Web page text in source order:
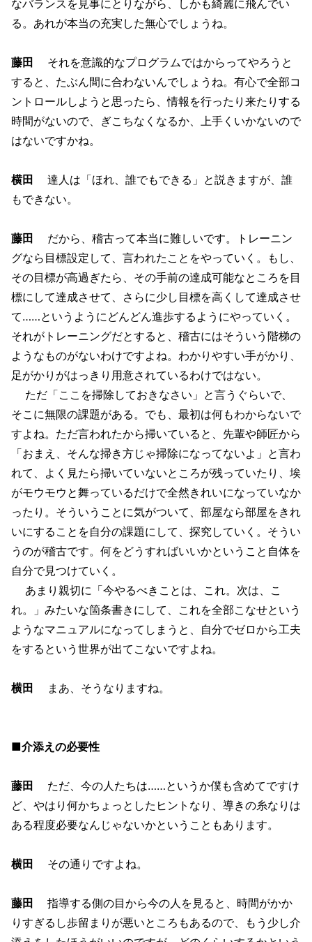
なバランスを見事にとりながら、しかも綺麗に飛んでい
る。あれが本当の充実した無心でしょうね。
藤田 それを意識的なプログラムではからってやろうと
すると、たぶん間に合わないんでしょうね。有心で全部コ
ントロールしようと思ったら、情報を行ったり来たりする
時間がないので、ぎこちなくなるか、上手くいかないので
はないですかね。
横田 達人は「ほれ、誰でもできる」と説きますが、誰
もできない。
藤田 だから、稽古って本当に難しいです。トレーニン
グなら目標設定して、言われたことをやっていく。もし、
その目標が高過ぎたら、その手前の達成可能なところを目
標にして達成させて、さらに少し目標を高くして達成させ
て……というようにどんどん進歩するようにやっていく。
それがトレーニングだとすると、稽古にはそういう階梯の
ようなものがないわけですよね。わかりやすい手がかり、
足がかりがはっきり用意されているわけではない。
ただ「ここを掃除しておきなさい」と言うぐらいで、
そこに無限の課題がある。でも、最初は何もわからないで
すよね。ただ言われたから掃いていると、先輩や師匠から
「おまえ、そんな掃き方じゃ掃除になってないよ」と言わ
れて、よく見たら掃いていないところが残っていたり、埃
がモウモウと舞っているだけで全然きれいになっていなか
ったり。そういうことに気がついて、部屋なら部屋をきれ
いにすることを自分の課題にして、探究していく。そうい
うのが稽古です。何をどうすればいいかということ自体を
自分で見つけていく。
あまり親切に「今やるべきことは、これ。次は、こ
れ。」みたいな箇条書きにして、これを全部こなせという
ようなマニュアルになってしまうと、自分でゼロから工夫
をするという世界が出てこないですよね。
横田 まあ、そうなりますね。
■介添えの必要性
藤田 ただ、今の人たちは……というか僕も含めてですけ
ど、やはり何かちょっとしたヒントなり、導きの糸なりは
ある程度必要なんじゃないかということもあります。
横田 その通りですよね。
藤田 指導する側の目から今の人を見ると、時間がかか
りすぎるし歩留まりが悪いところもあるので、もう少し介